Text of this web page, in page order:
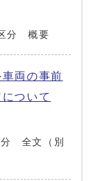
分 概要
両の事前
ついて
分 全文（別